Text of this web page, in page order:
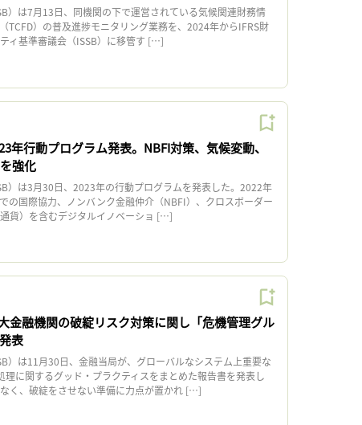
）は7月13日、同機関の下で運営されている気候関連財務情
TCFD）の普及進捗モニタリング業務を、2024年からIFRS財
ィ基準審議会（ISSB）に移管す […]
年行動プログラム発表。NBFI対策、気候変動、
強化
）は3月30日、2023年の行動プログラムを発表した。2022年
の国際協力、ノンバンク金融仲介（NBFI）、クロスボーダー
貨）を含むデジタルイノベーショ […]
金融機関の破綻リスク対策に関し「危機管理グル
表
）は11月30日、金融当局が、グローバルなシステム上重要な
理に関するグッド・プラクティスをまとめた報告書を発表し
く、破綻をさせない準備に力点が置かれ […]